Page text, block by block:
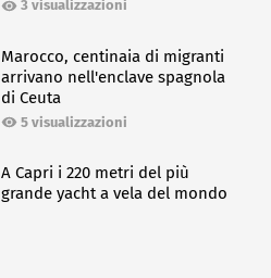
3 visualizzazioni
Marocco, centinaia di migranti
arrivano nell'enclave spagnola
di Ceuta
5 visualizzazioni
A Capri i 220 metri del più
grande yacht a vela del mondo